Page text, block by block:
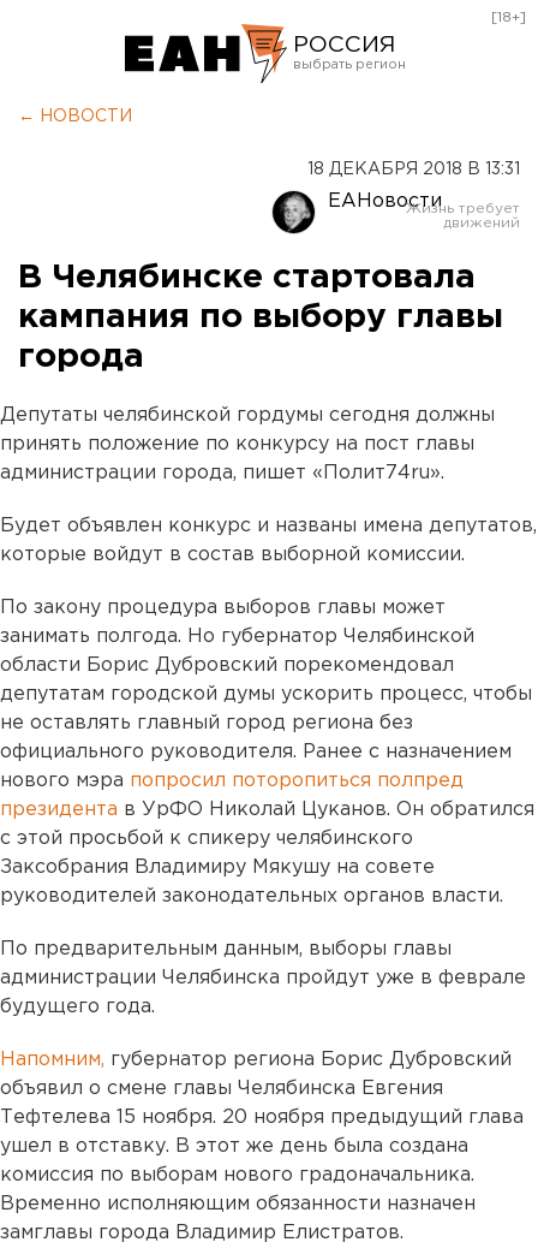
РОССИЯ
Оренбург
[18+]
← НОВОСТИ
18 ДЕКАБРЯ 2018 В 13:31
ЕАНовости
В Челябинске стартовала
кампания по выбору главы
города
Депутаты челябинской гордумы сегодня должны
принять положение по конкурсу на пост главы
администрации города, пишет «Полит74ru».
Будет объявлен конкурс и названы имена депутатов,
которые войдут в состав выборной комиссии.
По закону процедура выборов главы может
занимать полгода. Но губернатор Челябинской
области Борис Дубровский порекомендовал
депутатам городской думы ускорить процесс, чтобы
не оставлять главный город региона без
официального руководителя. Ранее с назначением
нового мэра попросил поторопиться полпред
президента в УрФО Николай Цуканов. Он обратился
с этой просьбой к спикеру челябинского
Заксобрания Владимиру Мякушу на совете
руководителей законодательных органов власти.
По предварительным данным, выборы главы
администрации Челябинска пройдут уже в феврале
будущего года.
Напомним, губернатор региона Борис Дубровский
объявил о смене главы Челябинска Евгения
Тефтелева 15 ноября. 20 ноября предыдущий глава
ушел в отставку. В этот же день была создана
комиссия по выборам нового градоначальника.
Временно исполняющим обязанности назначен
замглавы города Владимир Елистратов.